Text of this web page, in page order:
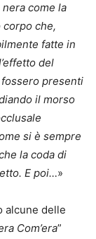
nera come la
corpo che,
fatte in
del
fossero presenti
il morso
si è sempre
la coda di
E poi…»
alcune delle
Com’era”